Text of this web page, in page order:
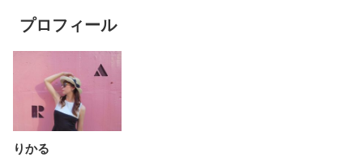
プロフィール
りかる